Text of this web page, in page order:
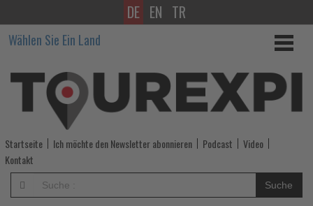
rtk
zum
Urteil
des
OLG
Düsseldorf
im
DE EN TR
Wählen Sie Ein Land
Startseite Ich möchte den Newsletter abonnieren Podcast
Video
Kontakt
Suche